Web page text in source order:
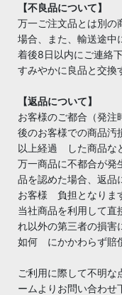
【不良品について】
万一ご注文品とは別の
場合、また、輸送途中
着後8日以内にご連絡下
すみやかに良品と交換
【返品について】
お客様のご都合（発注
後のお客様での商品汚
以上経過 した商品な
万一商品に不都合が発
品を認めた場合、返品
お客様 負担となりま
当社商品を利用して直
れ以外の第三者の損害
如何 にかかわらず賠
ご利用に際して不明な
ームよりお問い合わせ